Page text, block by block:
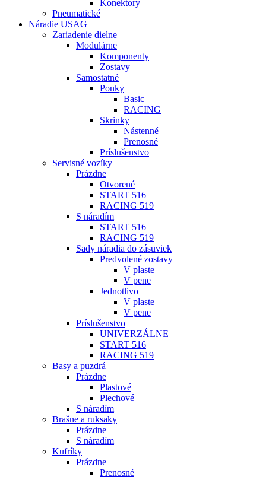
Konektory
Pneumatické
Náradie USAG
Zariadenie dielne
Modulárne
Komponenty
Zostavy
Samostatné
Ponky
Basic
RACING
Skrinky
Nástenné
Prenosné
Príslušenstvo
Servisné vozíky
Prázdne
Otvorené
START 516
RACING 519
S náradím
START 516
RACING 519
Sady náradia do zásuviek
Predvolené zostavy
V plaste
V pene
Jednotlivo
V plaste
V pene
Príslušenstvo
UNIVERZÁLNE
START 516
RACING 519
Basy a puzdrá
Prázdne
Plastové
Plechové
S náradím
Brašne a ruksaky
Prázdne
S náradím
Kufríky
Prázdne
Prenosné